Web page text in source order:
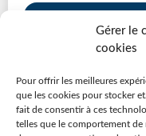
Gérer le
cookies
Pour offrir les meilleures
que les cookies pour stocker
fait de consentir à ces
telles que le comportement de